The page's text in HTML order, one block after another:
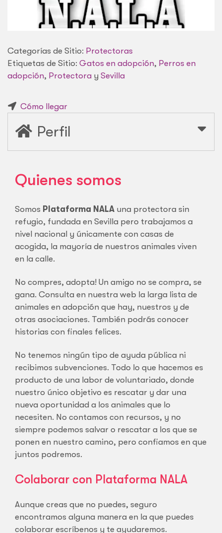
Categorías de Sitio: Protectoras
Etiquetas de Sitio: Gatos en adopción, Perros en
adopción, Protectora y Sevilla
Cómo llegar
Perfil
Quienes somos
Somos Plataforma NALA una protectora sin
refugio, fundada en Sevilla pero trabajamos a
nivel nacional y únicamente con casas de
acogida, la mayoría de nuestros animales viven
en la calle.
No compres, adopta! Un amigo no se compra, se
gana. Consulta en nuestra web la larga lista de
animales en adopción que hay, nuestros y de
otras asociaciones. También podrás conocer
historias con finales felices.
No tenemos ningún tipo de ayuda pública ni
recibimos subvenciones. Todo lo que hacemos es
producto de una labor de voluntariado, donde
nuestro único objetivo es rescatar y dar una
nueva oportunidad a los animales que lo
necesiten. No contamos con recursos, y no
siempre podemos salvar o rescatar a los que se
ponen en nuestro camino, pero confiamos en que
juntos podremos.
Colaborar con Plataforma NALA
Aunque creas que no puedes, seguro
encontramos alguna manera en la que puedes
colaborar escríbenos y te ayudaremos.